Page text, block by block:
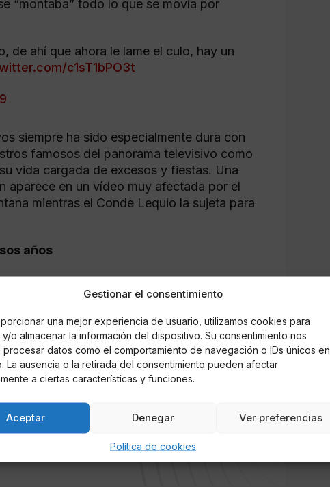
Gestionar el consentimiento
una mejor experiencia de usuario, utilizamos cookies para
o almacenar la información del dispositivo. Su consentimiento nos
procesar datos como el comportamiento de navegación o IDs únicos en
La ausencia o la retirada del consentimiento pueden afectar
a ciertas características y funciones.
Aceptar Denegar Ver preferencias
Política de cookies
“montaba” todo lo que se movía por
de ahí que ahora le lame el culo, hay un
c1sT1bPO3t
siempre ha sido especialmente dura con
famosos del panorama televisivo como
vida cargada de excesos y fiestas. Una
aparece en un vídeo muy afectada por el
mientras el Conde Lequio la sujeta para
años
entrevistaba a la que fuera pareja,
que ésta pudiera articular palabra y
Sevilla. El vídeo, que ha corrido como la
un internauta, muestra la vida de excesos
en televisión.
Aguilera